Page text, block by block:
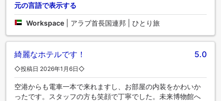
元の言語で表示する
Workspace アラブ首長国連邦 | ひとり旅
綺麗なホテルです！ 5.0
◇投稿日 2026年1月6日◇
空港からも電車一本で来れますし、お部屋の内装をかわいか
ったです。スタッフの方も笑顔で丁寧でした。未来博物館へ